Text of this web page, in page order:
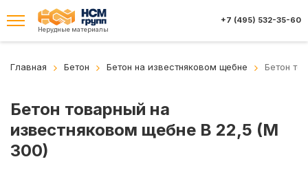
Нерудные материалы
+7 (495) 532-35-60
Главная Бетон Бетон на известняковом щебне Бетон
Бетон товарный на
известняковом щебне B 22,5 (M
300)